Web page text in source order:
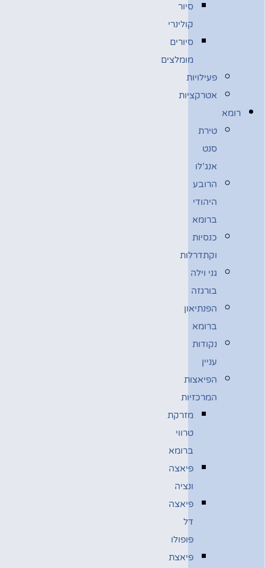
סיור
קולינרי
סיורים
מומלצים
פעילויות
אטרקציות
רומא
טירת
סנט
אנג’לו
הרובע
היהודי
ברומא
כנסיות
וקתדרלות
גני וילה
בורגזה
הפנתיאון
ברומא
נקודות
עניין
הפיאצות
המרכזיות
מזרקת
טרווי
ברומא
פיאצה
ונציה
פיאצה
דל
פופולו
פיאצת